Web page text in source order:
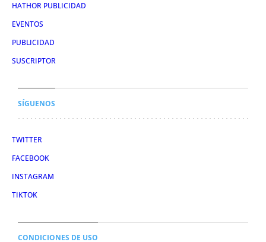
HATHOR PUBLICIDAD
EVENTOS
PUBLICIDAD
SUSCRIPTOR
SÍGUENOS
TWITTER
FACEBOOK
INSTAGRAM
TIKTOK
CONDICIONES DE USO